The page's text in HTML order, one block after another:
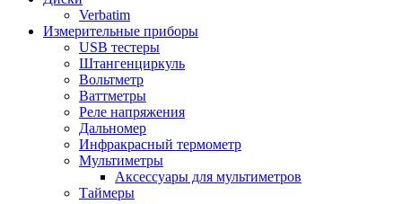
Verbatim
Измерительные приборы
USB тестеры
Штангенциркуль
Вольтметр
Ваттметры
Реле напряжения
Дальномер
Инфракрасный термометр
Мультиметры
Аксессуары для мультиметров
Таймеры